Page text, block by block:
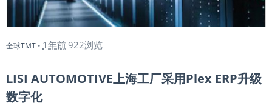
全球TMT • 1年前922浏览
LISI AUTOMOTIVE上海工厂采用Plex ERP升级
数字化